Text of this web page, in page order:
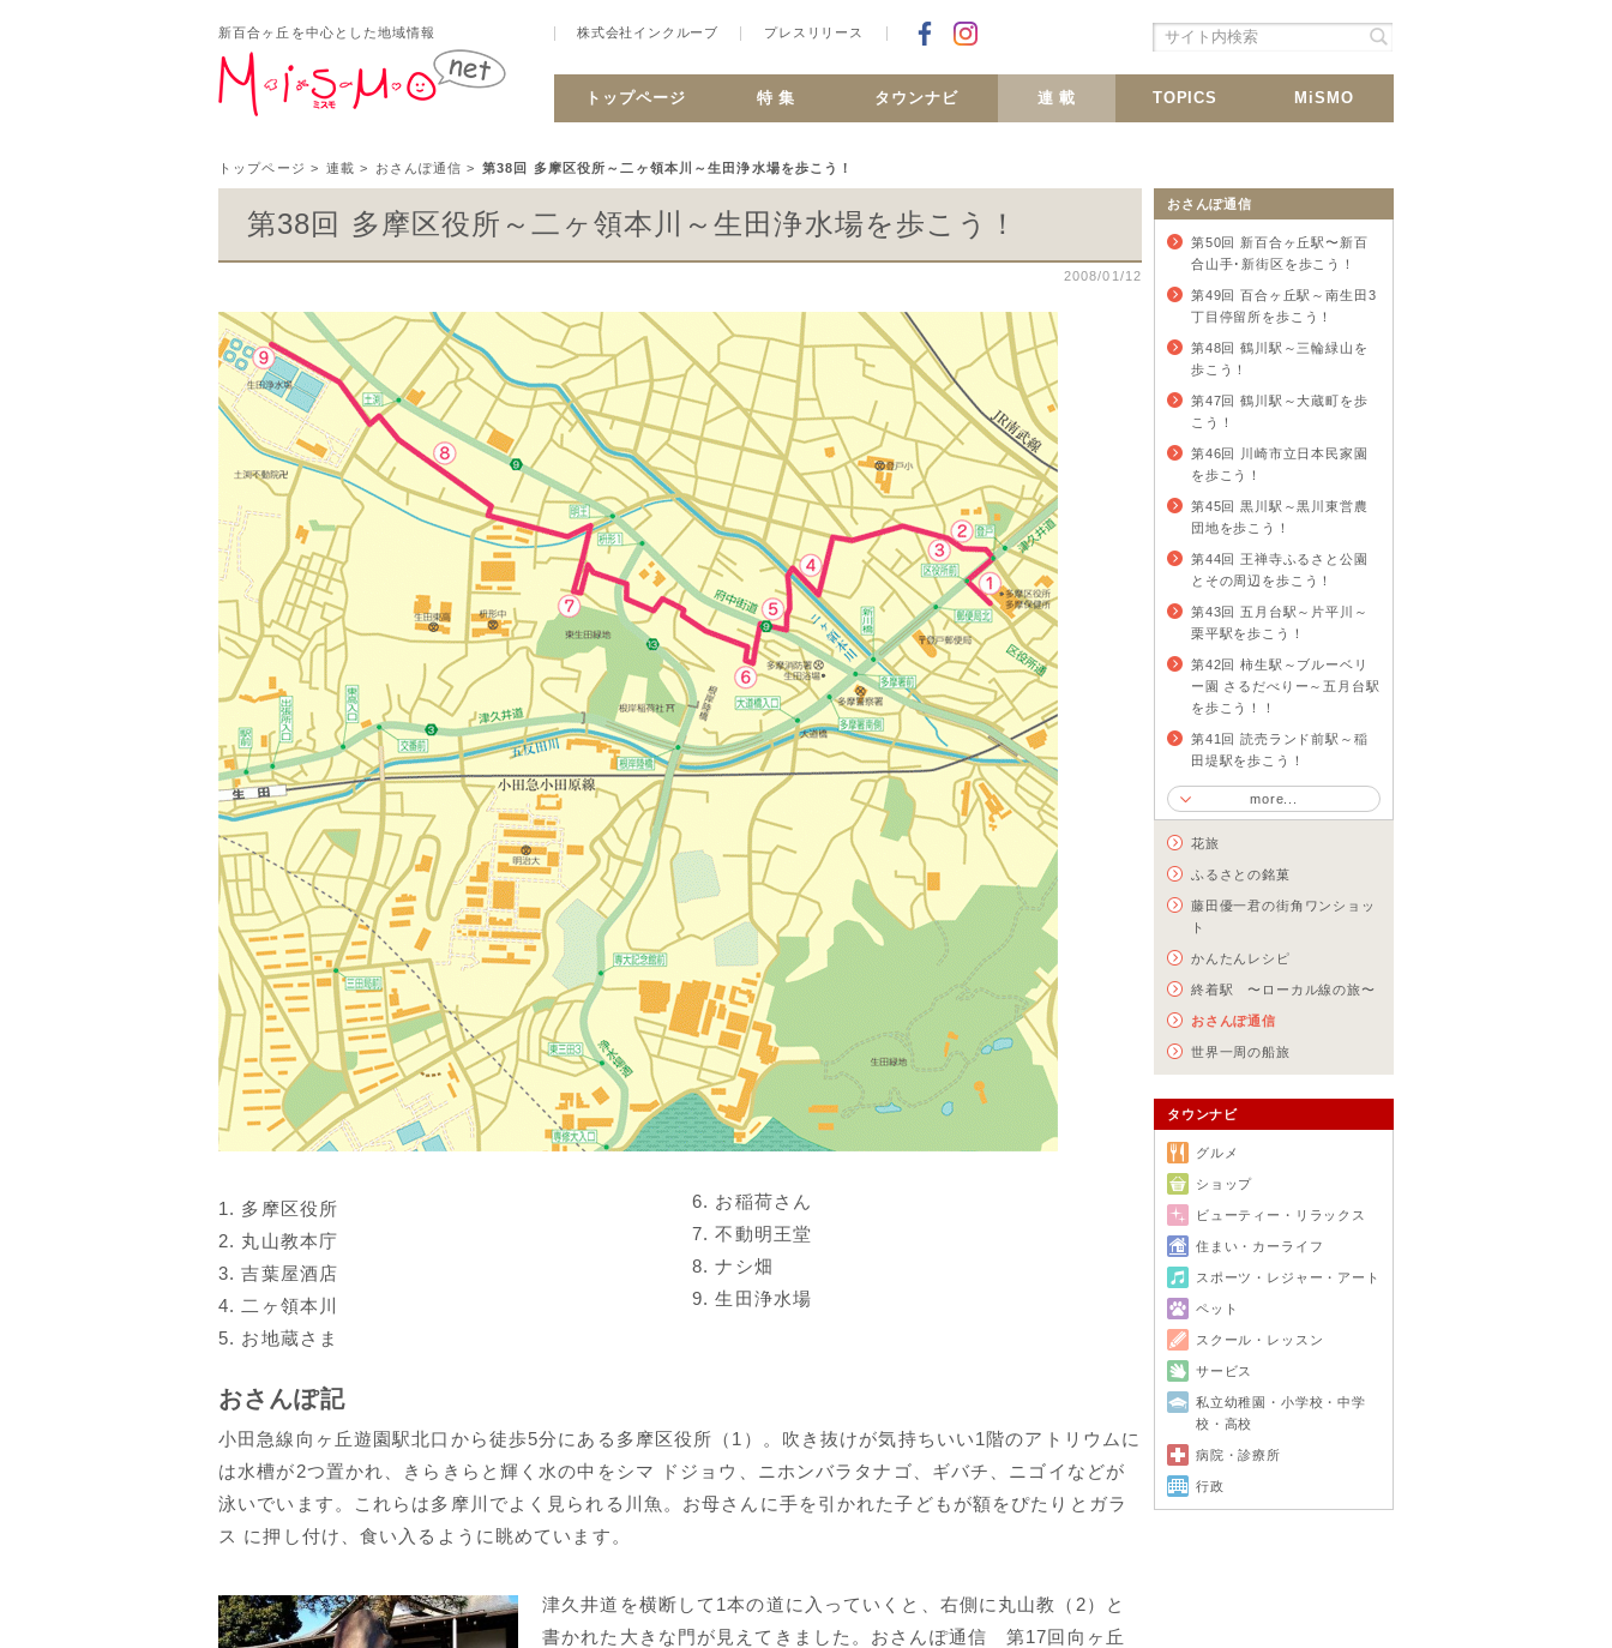
新百合ヶ丘を中心とした地域情報 株式会社インクルーブ プレスリリース Facebookでシェア
トップページ 特 集 タウンナビ 連 載 TOPICS MiSMO
トップページ > 連載 > おさんぽ通信 > 第38回 多摩区役所～二ヶ領本川～生田浄水場を歩こう！
おさんぽ通信
第50回 新百合ヶ丘駅〜新百
合山手･新街区を歩こう！
第49回 百合ヶ丘駅～南生田3
丁目停留所を歩こう！
第48回 鶴川駅～三輪緑山を
歩こう！
第47回 鶴川駅～大蔵町を歩
こう！
第46回 川崎市立日本民家園
を歩こう！
第45回 黒川駅～黒川東営農
団地を歩こう！
第44回 王禅寺ふるさと公園
とその周辺を歩こう！
第43回 五月台駅～片平川～
栗平駅を歩こう！
第42回 柿生駅～ブルーベリ
ー園 さるだべりー～五月台駅
を歩こう！！
第41回 読売ランド前駅～稲
田堤駅を歩こう！
more...
花旅
ふるさとの銘菓
藤田優一君の街角ワンショッ
ト
かんたんレシピ
終着駅 〜ローカル線の旅〜
おさんぽ通信
世界一周の船旅
タウンナビ
グルメ
ショップ
ビューティー・リラックス
住まい・カーライフ
スポーツ・レジャー・アート
ペット
スクール・レッスン
サービス
私立幼稚園・小学校・中学
校・高校
病院・診療所
行政
第38回 多摩区役所～二ヶ領本川～生田浄水場を歩こう！
2008/01/12
1. 多摩区役所
2. 丸山教本庁
3. 吉葉屋酒店
4. 二ヶ領本川
5. お地蔵さま
6. お稲荷さん
7. 不動明王堂
8. ナシ畑
9. 生田浄水場
おさんぽ記
小田急線向ヶ丘遊園駅北口から徒歩5分にある多摩区役所（1）。吹き抜けが気持ちいい1階のアトリウムに
は水槽が2つ置かれ、きらきらと輝く水の中をシマ ドジョウ、ニホンバラタナゴ、ギバチ、ニゴイなどが
泳いでいます。これらは多摩川でよく見られる川魚。お母さんに手を引かれた子どもが額をぴたりとガラ
ス に押し付け、食い入るように眺めています。
津久井道を横断して1本の道に入っていくと、右側に丸山教（2）と
書かれた大きな門が見えてきました。おさんぽ通信 第17回向ヶ丘